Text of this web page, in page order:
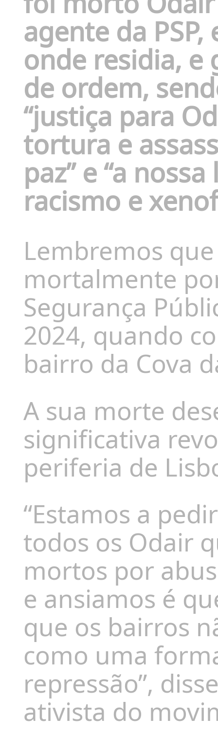
agente da
onde residia,
de ordem,
“justiça para
tortura e
paz” e “a
racismo e
Lembremos
mortalmente
Segurança
2024, quando
bairro da Cova
A sua morte
significativa
periferia de
“Estamos a
todos os Odair
mortos por
e ansiamos é
que os bairros
como uma
repressão”,
ativista do